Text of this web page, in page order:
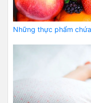
Những thực phẩm